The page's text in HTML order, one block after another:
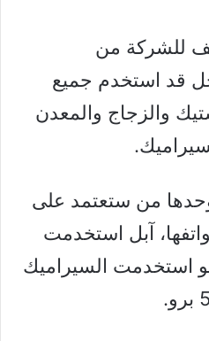
للشركة من
قد استخدم جميع
والزجاج والمعدن
من ستعتمد على
آبل استخدمت
استخدمت السيراميك